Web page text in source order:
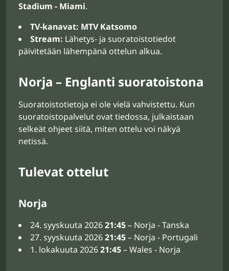
Stadium - Miami.
TV-kanavat: MTV Katsomo
Stream: Lähetys- ja suoratoistotiedot
päivitetään lähempänä ottelun alkua.
Norja – Englanti suoratoistona
Suoratoistotietoja ei ole vielä vahvistettu. Kun
suoratoistopalvelut ovat tiedossa, julkaistaan
selkeät ohjeet siitä, miten ottelu voi näkyä
netissä.
Tulevat ottelut
Norja
24. syyskuuta 202621:45– Norja - Tanska
27. syyskuuta 202621:45– Norja - Portugali
1. lokakuuta 202621:45– Wales - Norja